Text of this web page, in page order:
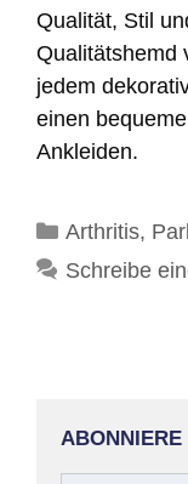
Qualität, Stil
Qualitätshemd
jedem
einen
Ankleiden.
Kategorien
Arthritis,
Schreibe
ABONNIERE